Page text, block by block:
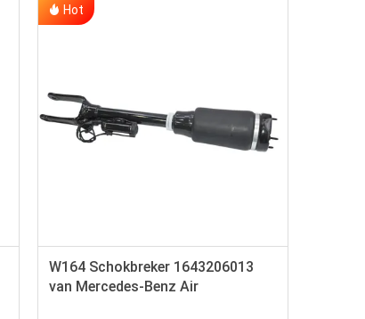
Hot
W164 Schokbreker 1643206013
van Mercedes-Benz Air